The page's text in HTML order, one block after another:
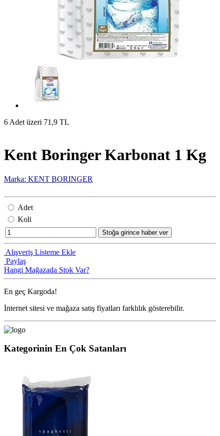
6 Adet üzeri 71,9 TL
Kent Boringer Karbonat 1 Kg
Marka: KENT BORINGER
Adet
Koli
Stoğa girince haber ver
Alışveriş Listeme Ekle
Paylaş
Hangi Mağazada Stok Var?
En geç Kargoda!
İnternet sitesi ve mağaza satış fiyatları farklılık gösterebilir.
Kategorinin En Çok Satanları